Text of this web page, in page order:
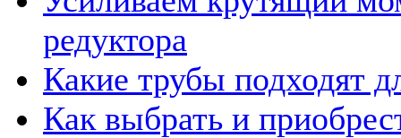
редуктора
Какие трубы подходят
Как выбрать и